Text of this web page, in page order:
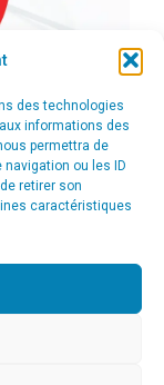
des technologies
informations des
permettra de
ou les ID
retirer son
caractéristiques